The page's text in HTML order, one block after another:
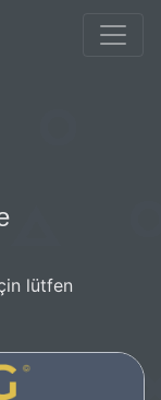
lütfen